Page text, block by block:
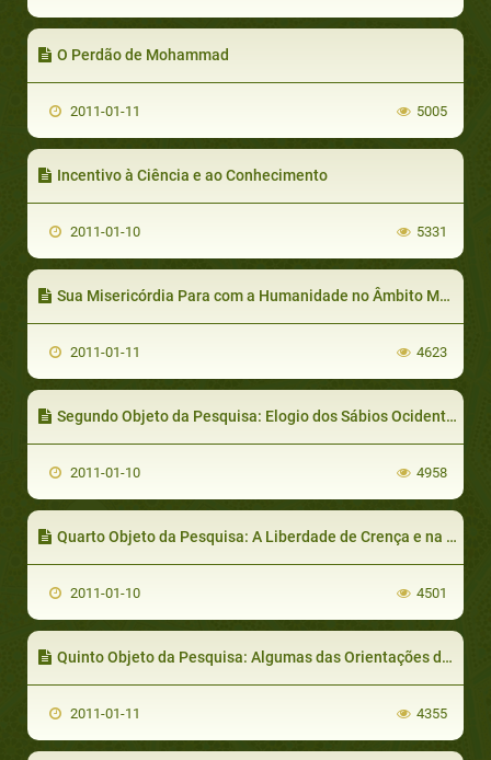
O Perdão de Mohammad
2011-01-11 5005
Incentivo à Ciência e ao Conhecimento
2011-01-10 5331
Sua Misericórdia Para com a Humanidade no Âmbito Moral _ A Bondade, a Ternura e a Cortesia
2011-01-11 4623
Segundo Objeto da Pesquisa: Elogio dos Sábios Ocidentais ao Empenho do Profeta (Deus o abençoe e lhe dê paz)
2011-01-10 4958
Quarto Objeto da Pesquisa: A Liberdade de Crença e na Prática dos Rituais
2011-01-10 4501
Quinto Objeto da Pesquisa: Algumas das Orientações do Profeta (Deus o abençoe e lhe dê paz)
2011-01-11 4355